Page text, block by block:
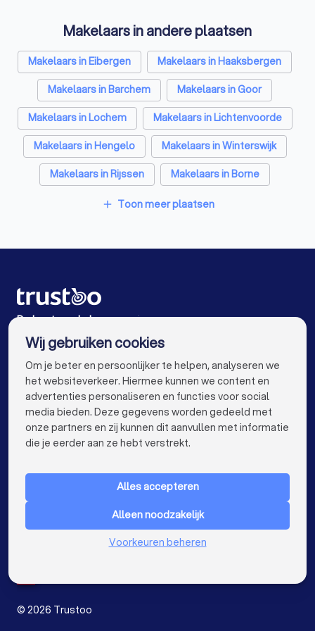
Hypotheekadviseurs in Neede
Personal trainers in Neede
Diëtisten in Neede
Makelaars in andere plaatsen
Makelaars in Eibergen
Makelaars in Haaksbergen
Makelaars in Barchem
Makelaars in Goor
Makelaars in Lochem
Makelaars in Lichtenvoorde
Makelaars in Hengelo
Makelaars in Winterswijk
Makelaars in Rijssen
Makelaars in Borne
Makelaars in Amsterdam
Makelaars in Rotterdam
Makelaars in Groningen
Makelaars in Breda
Makelaars in Nijmegen
Makelaars in Enschede
Makelaars in Arnhem
Makelaars in Amersfoort
Makelaars in Apeldoorn
Makelaars in Den Bosch
Makelaars in Maastricht
Makelaars in Leiden
Makelaars bij jou in de buurt
add Toon meer plaatsen
De beste makelaars voor jou
VOOR PARTICULIEREN keyboard_arrow_down
Nederland
© 2026 Trustoo
Wij gebruiken cookies
Om je beter en persoonlijker te helpen, analyseren we
het websiteverkeer. Hiermee kunnen we content en
advertenties personaliseren en functies voor social
media bieden. Deze gegevens worden gedeeld met
onze partners en zij kunnen dit aanvullen met informatie
die je eerder aan ze hebt verstrekt.
Alles accepteren
Alleen noodzakelijk
Voorkeuren beheren